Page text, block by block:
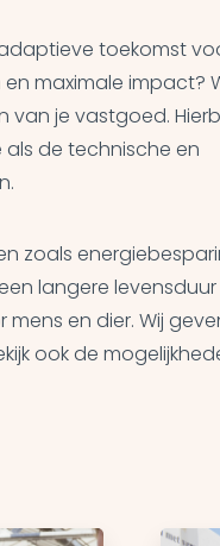
toekomst
maximale impact?
van je vastgoed.
de technische en
zoals
langere
en dier. Wij
ook de